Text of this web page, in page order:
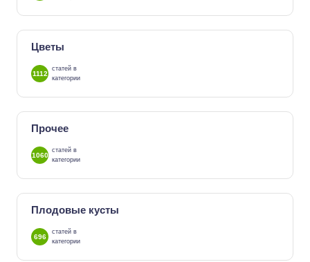
Цветы
1112
статей в
категории
Прочее
1060
статей в
категории
Плодовые кусты
696
статей в
категории